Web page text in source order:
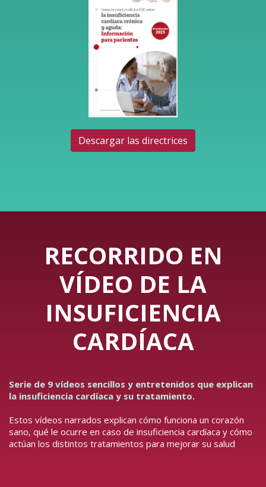
Descargar las directrices
RECORRIDO EN
VÍDEO DE LA
INSUFICIENCIA
CARDÍACA
Serie de 9 vídeos sencillos y entretenidos que explican
la insuficiencia cardíaca y su tratamiento.
Estos vídeos narrados explican cómo funciona un corazón
sano, qué le ocurre en caso de insuficiencia cardíaca y cómo
actúan los distintos tratamientos para mejorar su salud